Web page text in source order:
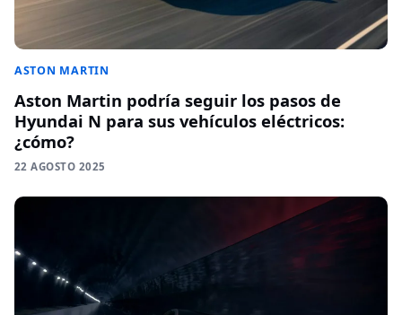
ASTON MARTIN
Aston Martin podría seguir los pasos de
Hyundai N para sus vehículos eléctricos:
¿cómo?
22 AGOSTO 2025